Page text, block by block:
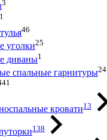
3
46
уголки25
диваны1
спальные гарнитуры24
кровати13
138